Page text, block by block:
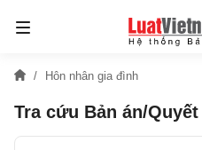
Hôn nhân gia đình
Tra cứu Bản án/